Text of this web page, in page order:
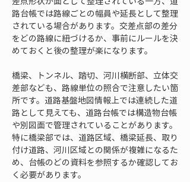
路台帳では路線ごとの幅員や延長として整理
されている場合があります。交差点部の差分
をどの路線に紐づけるか、事前にルールを決
めておくと後の整理が楽になります。
橋梁、トンネル、踏切、河川横断部、立体交
差部なども、路線単位の照合で注意したい箇
所です。道路基盤地図情報上では連続した道
路として見えても、道路台帳では構造物台帳
や別図面で管理されていることがあります。
特に橋梁部では、道路区域、橋梁延長、取り
付け道路、河川区域との関係が複雑になるた
め、台帳のどの資料を参照するか確認してお
く必要があります。